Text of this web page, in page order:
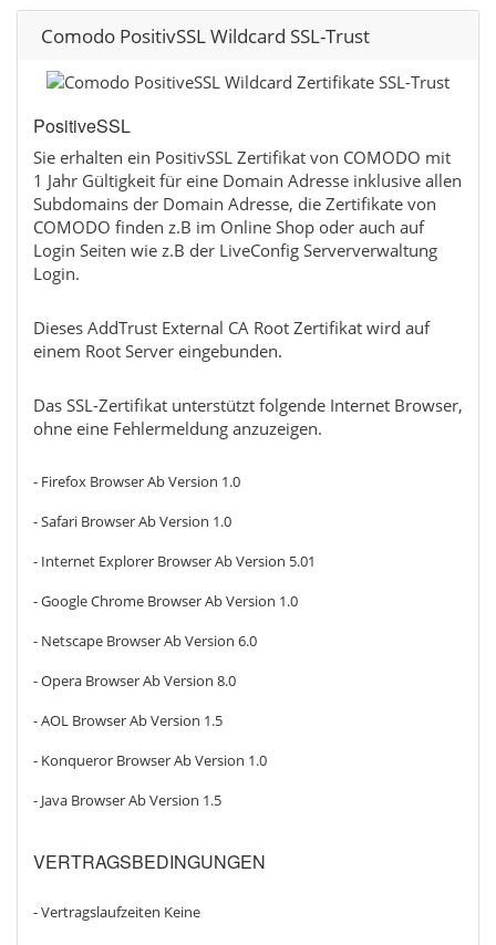
Comodo PositivSSL Wildcard SSL-Trust
PositiveSSL
Sie erhalten ein PositivSSL Zertifikat von COMODO mit
1 Jahr Gültigkeit für eine Domain Adresse inklusive allen
Subdomains der Domain Adresse, die Zertifikate von
COMODO finden z.B im Online Shop oder auch auf
Login Seiten wie z.B der LiveConfig Serververwaltung
Login.
Dieses AddTrust External CA Root Zertifikat wird auf
einem Root Server eingebunden.
Das SSL-Zertifikat unterstützt folgende Internet Browser,
ohne eine Fehlermeldung anzuzeigen.
- Firefox Browser Ab Version 1.0
- Safari Browser Ab Version 1.0
- Internet Explorer Browser Ab Version 5.01
- Google Chrome Browser Ab Version 1.0
- Netscape Browser Ab Version 6.0
- Opera Browser Ab Version 8.0
- AOL Browser Ab Version 1.5
- Konqueror Browser Ab Version 1.0
- Java Browser Ab Version 1.5
VERTRAGSBEDINGUNGEN
- Vertragslaufzeiten Keine